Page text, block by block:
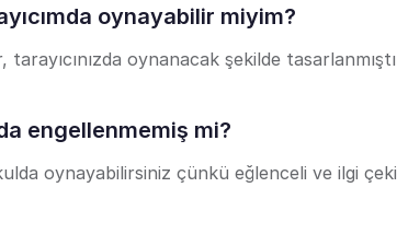
oynayabilir miyim?
oynanacak şekilde
engellenmemiş mi?
oynayabilirsiniz çünkü eğlenceli ve ilgi